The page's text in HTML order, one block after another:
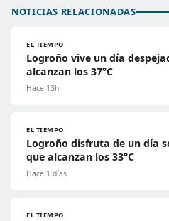
NOTICIAS RELACIONADAS
EL TIEMPO
Logroño vive un día
alcanzan los 37°C
Hace 13h
EL TIEMPO
Logroño disfruta de un día
que alcanzan los 33°C
Hace 1 días
EL TIEMPO